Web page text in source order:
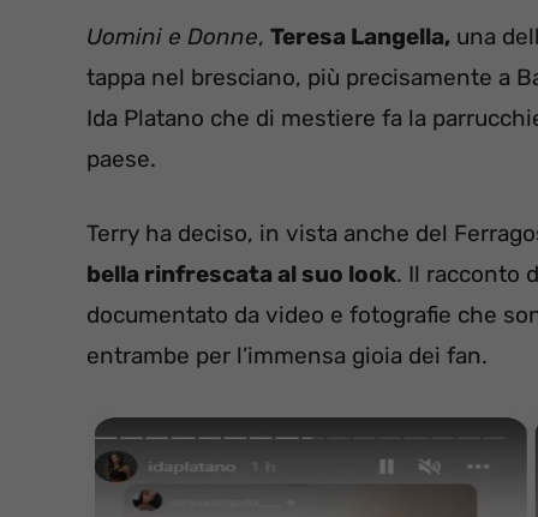
Uomini e Donne, Teresa Langella, una
tappa nel bresciano, più precisamente a
Ida Platano che di mestiere fa la
paese.
Terry ha deciso, in vista anche del
bella rinfrescata al suo look. Il racconto
documentato da video e fotografie che
entrambe per l’immensa gioia dei fan.